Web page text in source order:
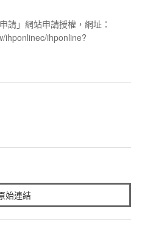
請」網站申請授權，網址：
ihponlinec/ihponline?
始連結